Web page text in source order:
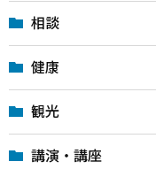
相談
健康
観光
講演・講座